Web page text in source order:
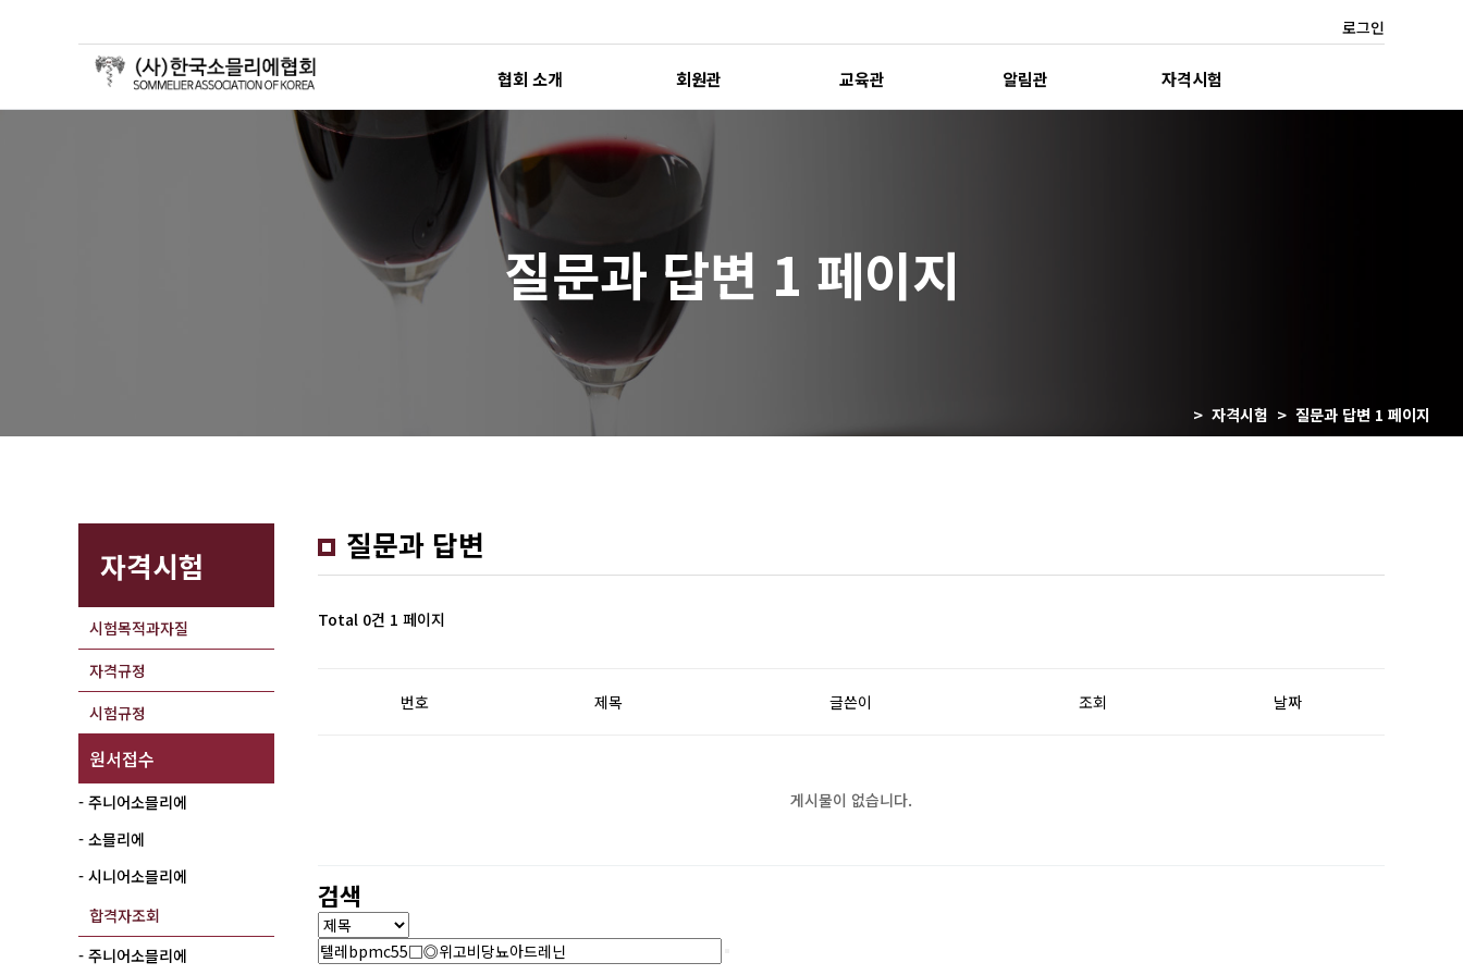
협회 소개 회원관 교육관 알림관 자격시험
로그인
질문과 답변 1 페이지
> 자격시험 > 질문과 답변 1 페이지
자격시험
시험목적과자질
자격규정
시험규정
원서접수
- 주니어소믈리에
- 소믈리에
- 시니어소믈리에
합격자조회
- 주니어소믈리에
질문과 답변
Total 0건 1 페이지
번호 제목 글쓴이 조회 날짜
게시물이 없습니다.
검색